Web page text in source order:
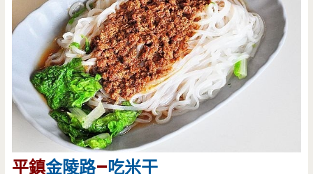
平鎮金陵路–吃米干